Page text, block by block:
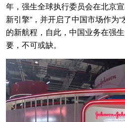
年，强生全球执行委员会在北京
新引擎”，并开启了中国市场作为
的新航程，自此，中国业务在强
要，不可或缺。